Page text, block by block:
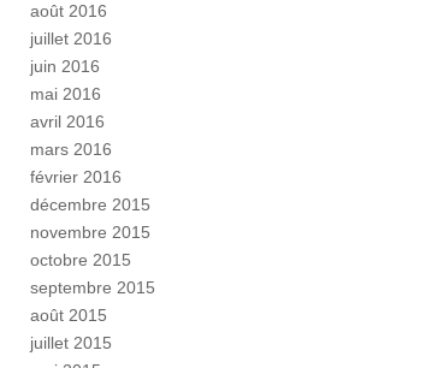
août 2016
juillet 2016
juin 2016
mai 2016
avril 2016
mars 2016
février 2016
décembre 2015
novembre 2015
octobre 2015
septembre 2015
août 2015
juillet 2015